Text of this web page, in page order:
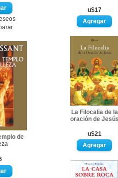
u$17
La Filocalia de la
oración de Jesús
u$21
de